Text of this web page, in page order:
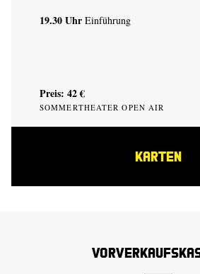
19.30 Uhr Einführung
Preis: 42 €
SOMMERTHEATER OPEN AIR
KARTEN